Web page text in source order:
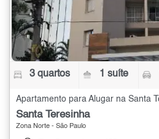
3 quartos 1 suíte
Santa Teresinha
Zona Norte - São Paulo